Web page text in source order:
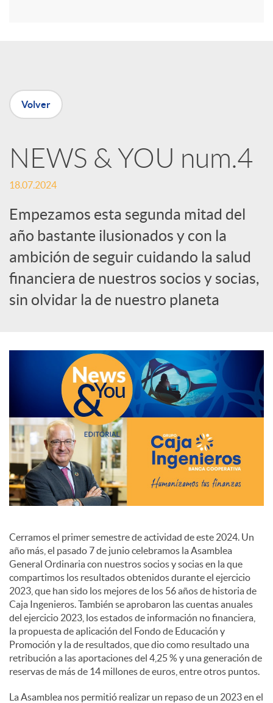
e
n
R
e
d
e
s
S
o
c
i
a
l
e
s
Volver
NEWS & YOU num.4
18.07.2024
Empezamos esta segunda mitad del
año bastante ilusionados y con la
ambición de seguir cuidando la salud
financiera de nuestros socios y socias,
sin olvidar la de nuestro planeta
Cerramos el primer semestre de actividad de este 2024. Un
año más, el pasado 7 de junio celebramos la Asamblea
General Ordinaria con nuestros socios y socias en la que
compartimos los resultados obtenidos durante el ejercicio
2023, que han sido los mejores de los 56 años de historia de
Caja Ingenieros. También se aprobaron las cuentas anuales
del ejercicio 2023, los estados de información no financiera,
la propuesta de aplicación del Fondo de Educación y
Promoción y la de resultados, que dio como resultado una
retribución a las aportaciones del 4,25 % y una generación de
reservas de más de 14 millones de euros, entre otros puntos.
La Asamblea nos permitió realizar un repaso de un 2023 en el